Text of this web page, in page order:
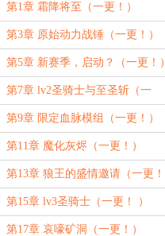
第1章 霜降将至（一更！）
第3章 原始动力战锤（一更！）
第5章 新赛季，启动？（一更！）
第7章 lv2圣骑士与至圣斩（一
更！）
第9章 限定血脉模组（一更！）
第11章 魔化灰烬（一更！）
第13章 狼王的盛情邀请（一更！
第15章 lv3圣骑士（一更！ ）
第17章 哀嚎矿洞（一更！）